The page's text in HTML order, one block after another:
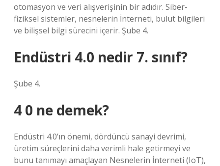
otomasyon ve veri alışverişinin bir adıdır. Siber-
fiziksel sistemler, nesnelerin İnterneti, bulut bilgileri
ve bilişsel bilgi sürecini içerir. Şube 4.
Endüstri 4.0 nedir 7. sınıf?
Şube 4.
4 0 ne demek?
Endüstri 4.0’ın önemi, dördüncü sanayi devrimi,
üretim süreçlerini daha verimli hale getirmeyi ve
bunu tanımayı amaçlayan Nesnelerin İnterneti (IoT),